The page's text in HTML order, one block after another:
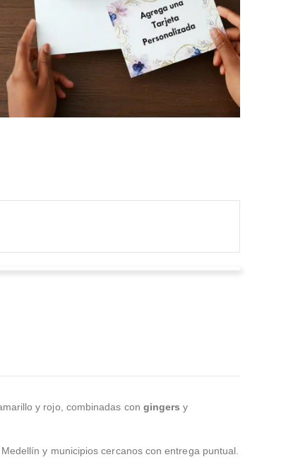
y rojo, combinadas con gingers y
y municipios cercanos con entrega puntual.